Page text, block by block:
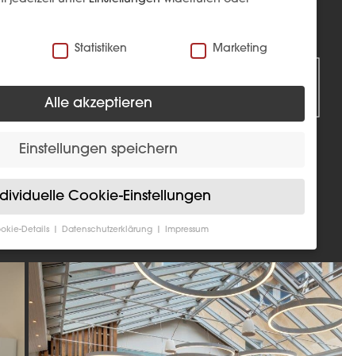
Statistiken Marketing
Alle akzeptieren
Einstellungen speichern
Cookie-Einstellungen
Details Datenschutzerklärung Impressum
alt sind und Ihre Zustimmung zu freiwilligen
müssen Sie Ihre Erziehungsberechtigten um
und andere Technologien auf unserer Website.
essenziell, während andere uns helfen, diese Website
verbessern.
Personenbezogene Daten können